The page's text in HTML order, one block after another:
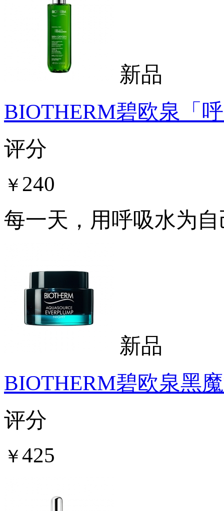
新品
BIOTHERM碧欧泉「
评分
￥ 240
每一天，用呼吸水为
新品
BIOTHERM碧欧泉黑
评分
￥ 425